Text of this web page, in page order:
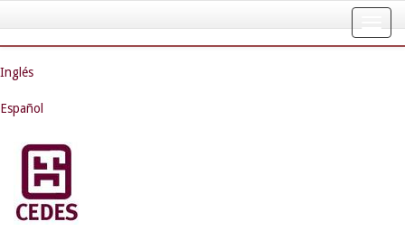
navigation
Inglés
Español